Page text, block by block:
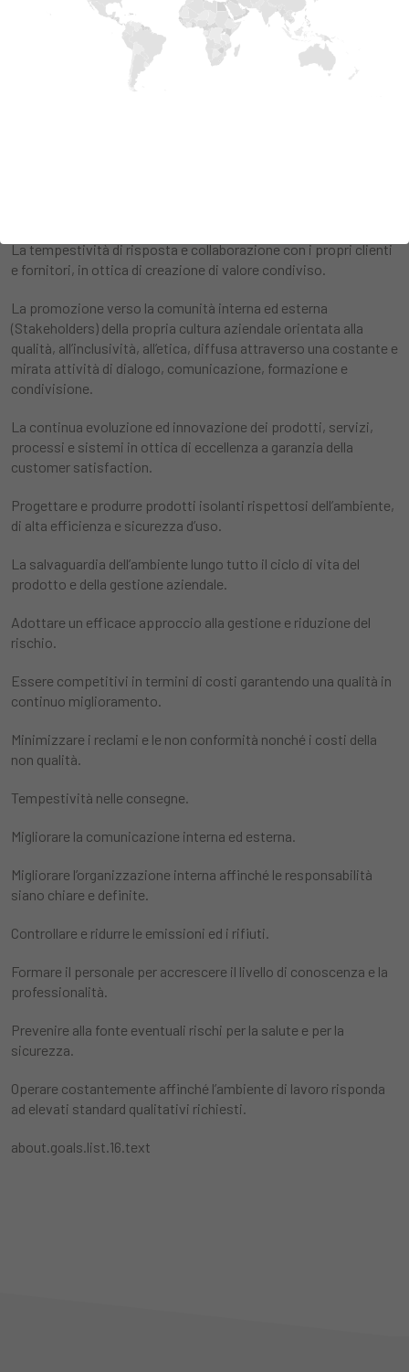
COMPETENZA E DISPONIBILITÀ
La tempestività di risposta e collaborazione con i propri clienti
e fornitori, in ottica di creazione di valore condiviso.
La promozione verso la comunità interna ed esterna
(Stakeholders) della propria cultura aziendale orientata alla
qualità, all’inclusività, all’etica, diffusa attraverso una costante e
mirata attività di dialogo, comunicazione, formazione e
condivisione.
La continua evoluzione ed innovazione dei prodotti, servizi,
processi e sistemi in ottica di eccellenza a garanzia della
customer satisfaction.
Progettare e produrre prodotti isolanti rispettosi dell’ambiente,
di alta efficienza e sicurezza d’uso.
La salvaguardia dell’ambiente lungo tutto il ciclo di vita del
prodotto e della gestione aziendale.
Adottare un efficace approccio alla gestione e riduzione del
rischio.
Essere competitivi in termini di costi garantendo una qualità in
continuo miglioramento.
Minimizzare i reclami e le non conformità nonché i costi della
non qualità.
Tempestività nelle consegne.
Migliorare la comunicazione interna ed esterna.
Migliorare l’organizzazione interna affinché le responsabilità
siano chiare e definite.
Controllare e ridurre le emissioni ed i rifiuti.
Formare il personale per accrescere il livello di conoscenza e la
professionalità.
Prevenire alla fonte eventuali rischi per la salute e per la
sicurezza.
Operare costantemente affinché l’ambiente di lavoro risponda
ad elevati standard qualitativi richiesti.
about.goals.list.16.text